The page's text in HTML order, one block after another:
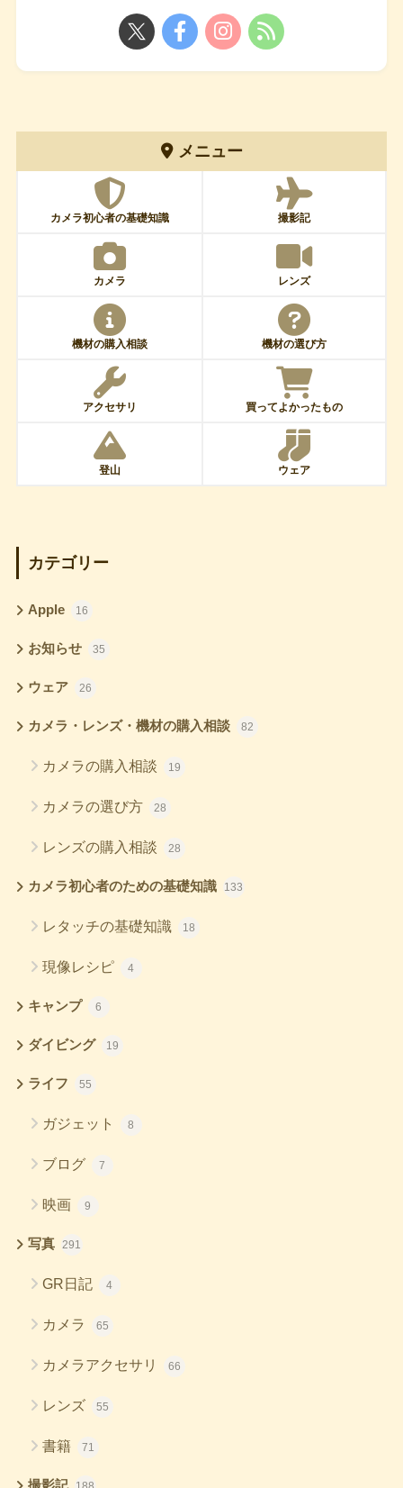
メニュー
カメラ初心者の基礎知識 撮影記
カメラ レンズ
機材の購入相談 機材の選び方
アクセサリ 買ってよかったもの
登山 ウェア
カテゴリー
Apple 16
お知らせ 35
ウェア 26
カメラ・レンズ・機材の購入相談 82
カメラの購入相談 19
カメラの選び方 28
レンズの購入相談 28
カメラ初心者のための基礎知識 133
レタッチの基礎知識 18
現像レシピ 4
キャンプ 6
ダイビング 19
ライフ 55
ガジェット 8
ブログ 7
映画 9
写真 291
GR日記 4
カメラ 65
カメラアクセサリ 66
レンズ 55
書籍 71